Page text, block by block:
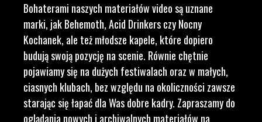
Bohaterami naszych materiałów video są uznane
marki, jak Behemoth, Acid Drinkers czy Nocny
Kochanek, ale też młodsze kapele, które dopiero
budują swoją pozycję na scenie. Równie chętnie
pojawiamy się na dużych festiwalach oraz w małych,
ciasnych klubach, bez względu na okoliczności zawsze
starając się łapać dla Was dobre kadry. Zapraszamy do
oglądania nowych i archiwalnych materiałów na